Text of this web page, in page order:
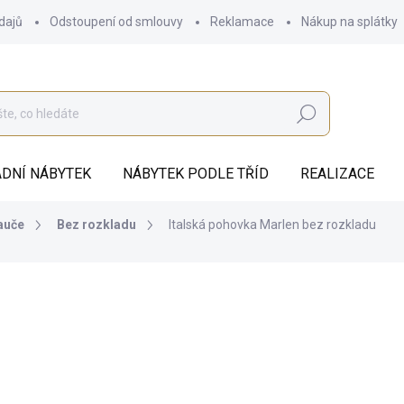
Odstoupení od smlouvy Reklamace Nákup na splátky
Hledat
NÁBYTEK NÁBYTEK PODLE TŘÍD REALIZACE
Bez rozkladu Italská pohovka Marlen bez rozkladu